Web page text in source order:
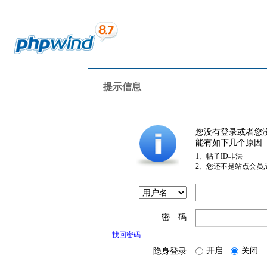
提示信息
您没有登录或者您
能有如下几个原因
1、帖子ID非法
2、您还不是站点会员
密 码
找回密码
隐身登录 开启 关闭